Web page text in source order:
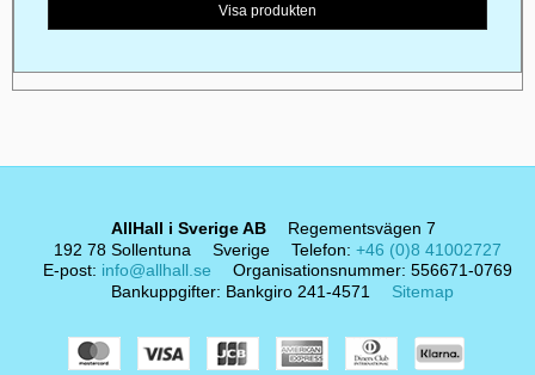
Visa produkten
AllHall i Sverige AB
Regementsvägen 7
192 78 Sollentuna
Sverige Telefon: +46 (0)8 41002727
E-post: info@allhall.se Organisationsnummer: 556671-0769
Bankuppgifter: Bankgiro 241-4571 Sitemap